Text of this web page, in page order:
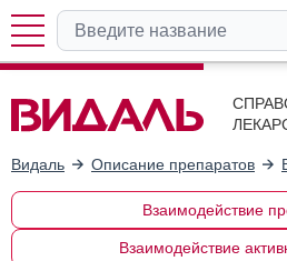
Видаль Описание препаратов
Взаимодействие
Взаимодействие